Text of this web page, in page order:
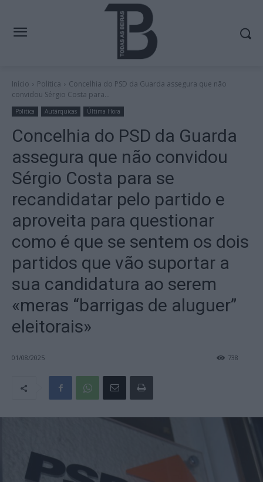
Início Politica
Concelhia do PSD da Guarda assegura que não
convidou Sérgio Costa para...
Politica Autárquicas Última Hora
Concelhia do PSD da Guarda
assegura que não convidou
Sérgio Costa para se
recandidatar pelo partido e
aproveita para questionar
como é que se sentem os dois
partidos que vão suportar a
sua candidatura ao serem
«meras “barrigas de aluguer”
eleitorais»
01/08/2025 738